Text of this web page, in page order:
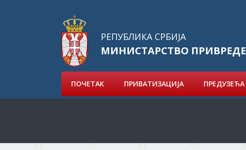
РЕПУБЛИКА СРБИЈА
МИНИСТАРСТВО ПРИВРЕДЕ
ПОЧЕТАК ПРИВАТИЗАЦИЈА ПРЕДУЗЕЋА